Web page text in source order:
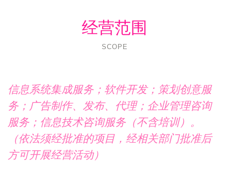
经营范围
SCOPE
信息系统集成服务；软件开发；策划创意服
务；广告制作、发布、代理；企业管理咨询
服务；信息技术咨询服务（不含培训）。
（依法须经批准的项目，经相关部门批准后
方可开展经营活动）